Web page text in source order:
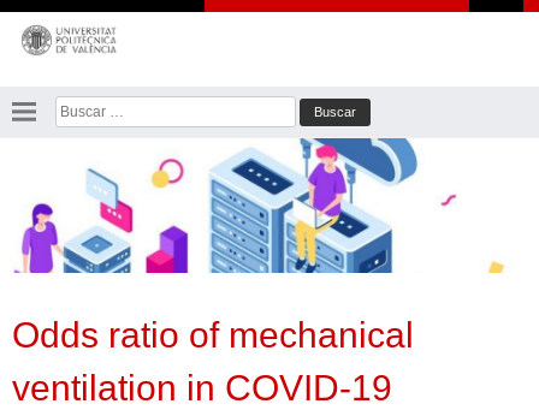
Saltar
contenido
Buscar:
Odds ratio of mechanical
ventilation in COVID-19